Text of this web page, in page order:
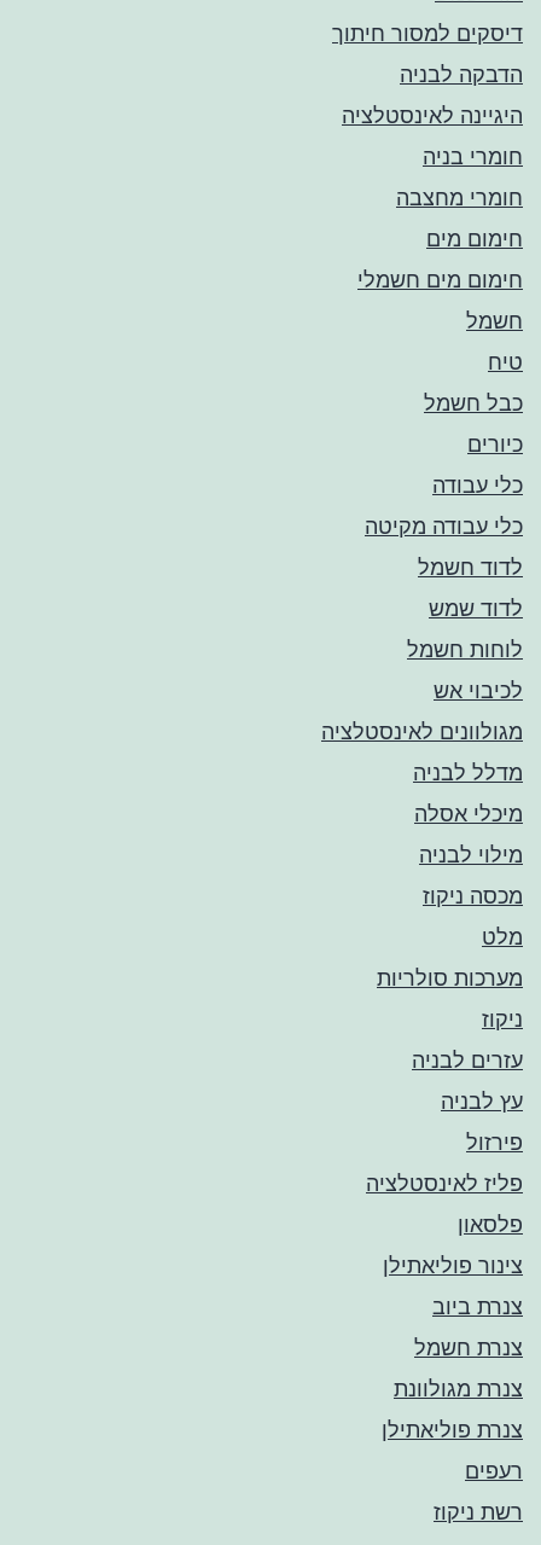
דיסקים למסור חיתוך
הדבקה לבניה
היגיינה לאינסטלציה
חומרי בניה
חומרי מחצבה
חימום מים
חימום מים חשמלי
חשמל
טיח
כבל חשמל
כיורים
כלי עבודה
כלי עבודה מקיטה
לדוד חשמל
לדוד שמש
לוחות חשמל
לכיבוי אש
מגולוונים לאינסטלציה
מדלל לבניה
מיכלי אסלה
מילוי לבניה
מכסה ניקוז
מלט
מערכות סולריות
ניקוז
עזרים לבניה
עץ לבניה
פירזול
פליז לאינסטלציה
פלסאון
צינור פוליאתילן
צנרת ביוב
צנרת חשמל
צנרת מגולוונת
צנרת פוליאתילן
רעפים
רשת ניקוז